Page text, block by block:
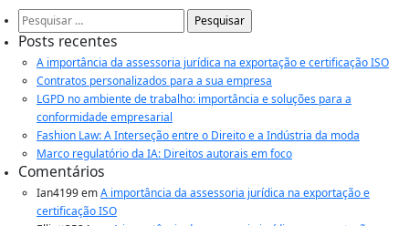
Pesquisar
por:
Posts recentes
A importância da assessoria jurídica na exportação e certificação ISO
Contratos personalizados para a sua empresa
LGPD no ambiente de trabalho: importância e soluções para a
conformidade empresarial
Fashion Law: A Interseção entre o Direito e a Indústria da moda
Marco regulatório da IA: Direitos autorais em foco
Comentários
Ian4199emA importância da assessoria jurídica na exportação e
certificação ISO